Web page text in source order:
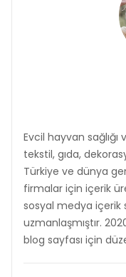
Evcil hayvan
tekstil, gıda,
Türkiye ve dünya
firmalar için içerik
sosyal medya içerik
uzmanlaşmıştır.
blog sayfası için